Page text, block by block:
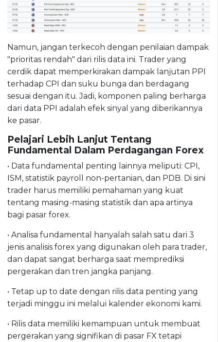
Namun, jangan terkecoh dengan penilaian dampak
"prioritas rendah" dari rilis data ini. Trader yang
cerdik dapat memperkirakan dampak lanjutan PPI
terhadap CPI dan suku bunga dan berdagang
sesuai dengan itu. Jadi, komponen paling berharga
dari data PPI adalah efek sinyal yang diberikannya
ke pasar.
Pelajari Lebih Lanjut Tentang
Fundamental Dalam Perdagangan Forex
• Data fundamental penting lainnya meliputi: CPI,
ISM, statistik payroll non-pertanian, dan PDB. Di sini
trader harus memiliki pemahaman yang kuat
tentang masing-masing statistik dan apa artinya
bagi pasar forex.
• Analisa fundamental hanyalah salah satu dari 3
jenis analisis forex yang digunakan oleh para trader,
dan dapat sangat berharga saat memprediksi
pergerakan dan tren jangka panjang.
• Tetap up to date dengan rilis data penting yang
terjadi minggu ini melalui kalender ekonomi kami.
• Rilis data memiliki kemampuan untuk membuat
pergerakan yang signifikan di pasar FX tetapi